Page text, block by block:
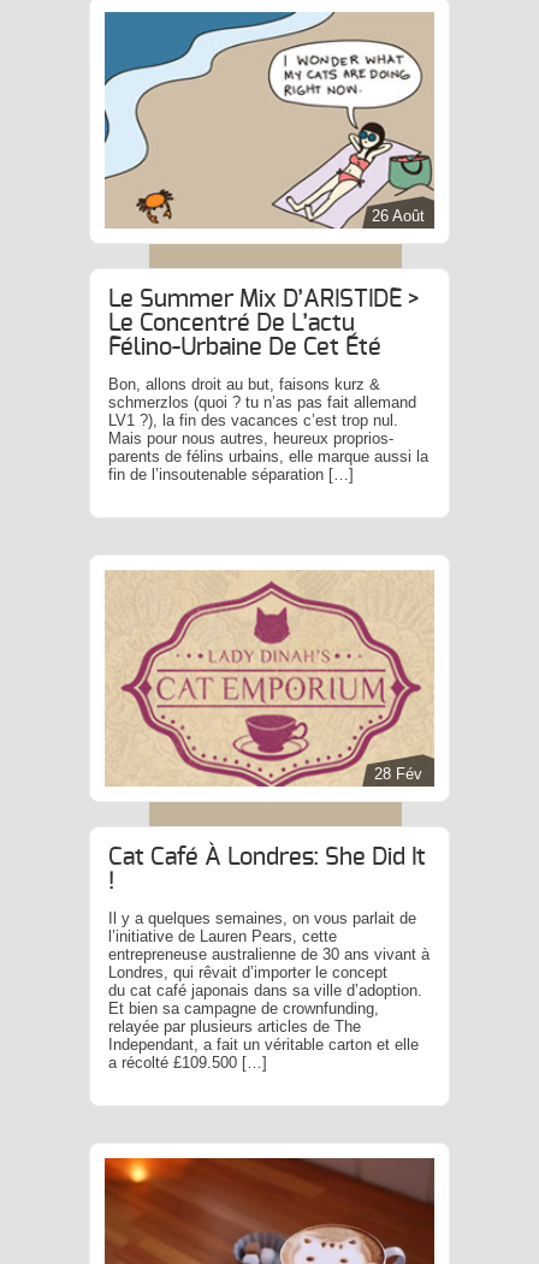
26 Août
Le Summer Mix D’ARISTIDE >
Le Concentré De L’actu
Félino-Urbaine De Cet Été
Bon, allons droit au but, faisons kurz &
schmerzlos (quoi ? tu n’as pas fait allemand
LV1 ?), la fin des vacances c’est trop nul.
Mais pour nous autres, heureux proprios-
parents de félins urbains, elle marque aussi la
fin de l’insoutenable séparation […]
28 Fév
Cat Café À Londres: She Did It
!
Il y a quelques semaines, on vous parlait de
l’initiative de Lauren Pears, cette
entrepreneuse australienne de 30 ans vivant à
Londres, qui rêvait d’importer le concept
du cat café japonais dans sa ville d’adoption.
Et bien sa campagne de crownfunding,
relayée par plusieurs articles de The
Independant, a fait un véritable carton et elle
a récolté £109.500 […]